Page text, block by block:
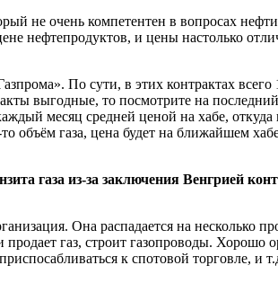
не очень компетентен в вопросах
нефтепродуктов, и цены настолько
По сути, в этих контрактах
выгодные, то посмотрите на
месяц средней ценой на хабе,
объём газа, цена будет на ближайшем
газа из-за заключения Венгрией
Она распадается на несколько
газ, строит газопроводы. Хорошо
к спотовой торговле,